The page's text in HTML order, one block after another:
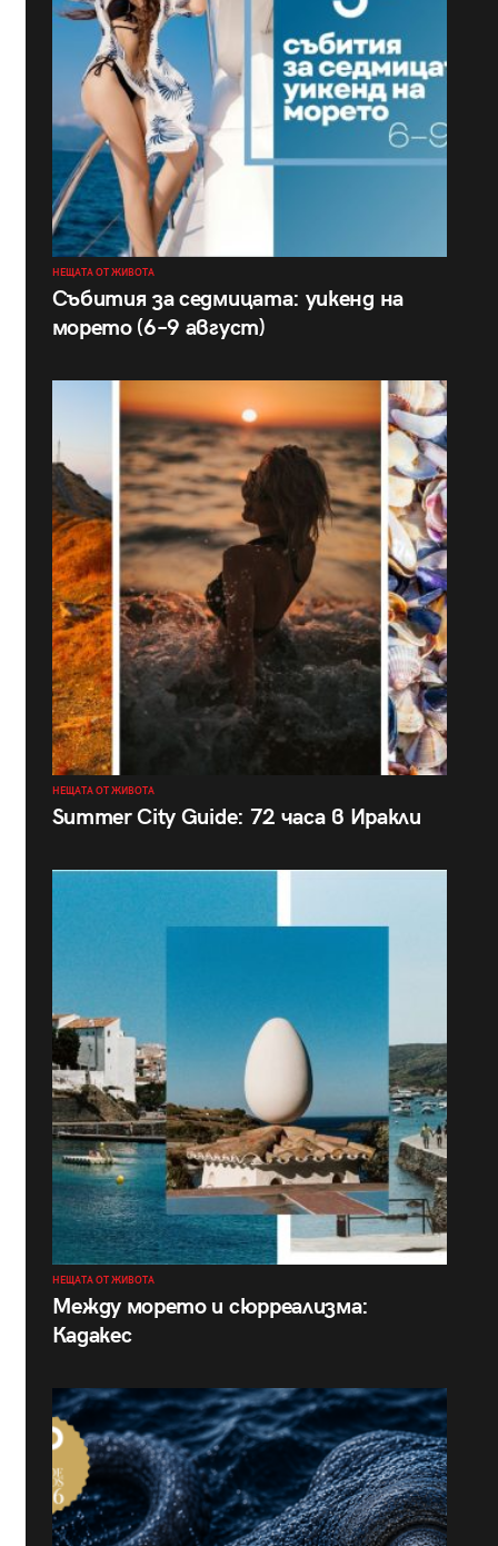
НЕЩАТА ОТ ЖИВОТА
Събития за седмицата: уикенд на
морето (6–9 август)
НЕЩАТА ОТ ЖИВОТА
Summer City Guide: 72 часа в Иракли
НЕЩАТА ОТ ЖИВОТА
Между морето и сюрреализма:
Кадакес